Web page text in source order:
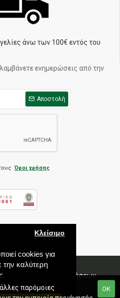
cookies για
την καλύτερη
Κλείσιμο
άνω των 100€ εντός του
ενημερώσεις από την
Αποστολή
Όροι χρήσης
Πολιτική Πωλήσεων
ΟΚ
παρόμοιες